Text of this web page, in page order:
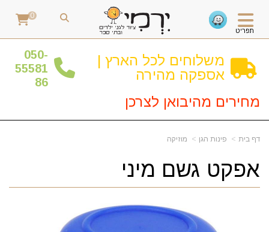
תפריט
0
משלוחים לכל הארץ |
אספקה מהירה
050-
55581
86
מחירים מהיבואן לצרכן
דף בית פינות הגן מוזיקה
אפקט גשם מיני